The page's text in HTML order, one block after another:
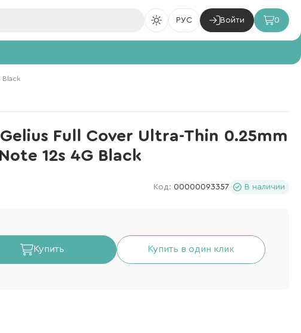
РУС Войти 0
Black
Full Cover Ultra-Thin 0.25mm
12s 4G Black
Код: 00000093357 В наличии
Купить Купить в один клик